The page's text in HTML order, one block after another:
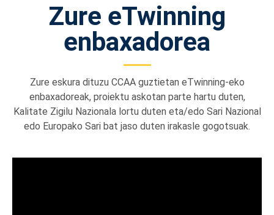
Zure eTwinning
enbaxadorea
Zure eskura dituzu CCAA guztietan eTwinning-eko
enbaxadoreak, proiektu askotan parte hartu duten,
Kalitate Zigilu Nazionala lortu duten eta/edo Sari Nazional
edo Europako Sari bat jaso duten irakasle gogotsuak.